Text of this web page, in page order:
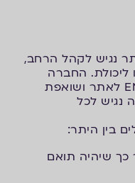
נגיש לקהל הרחב,
ליכולת. החברה
מקפידה על תוסף ENABLE לאתר ושואפת
נגיש לכל
בין היתר:
שיהיה תואם